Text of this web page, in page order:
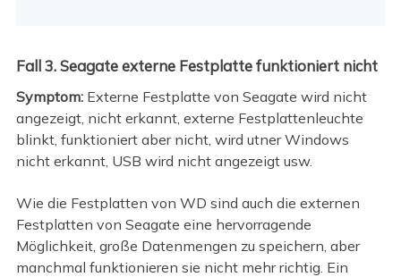
Fall 3. Seagate externe Festplatte funktioniert nicht
Symptom: Externe Festplatte von Seagate wird nicht
angezeigt, nicht erkannt, externe Festplattenleuchte
blinkt, funktioniert aber nicht, wird utner Windows
nicht erkannt, USB wird nicht angezeigt usw.
Wie die Festplatten von WD sind auch die externen
Festplatten von Seagate eine hervorragende
Möglichkeit, große Datenmengen zu speichern, aber
manchmal funktionieren sie nicht mehr richtig. Ein